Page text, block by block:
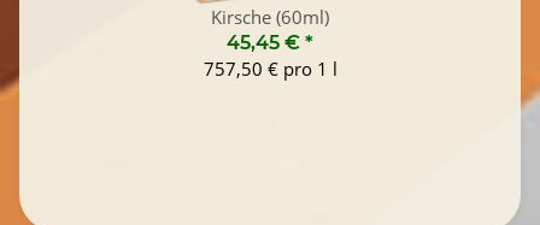
Kirsche (60ml)
45,45 € *
757,50 € pro 1 l